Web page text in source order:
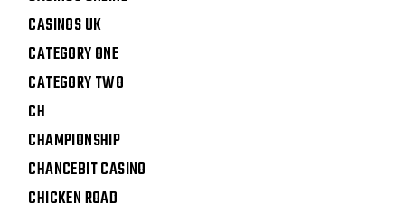
CASINOS UK
CATEGORY ONE
CATEGORY TWO
CH
CHAMPIONSHIP
CHANCEBIT CASINO
CHICKEN ROAD